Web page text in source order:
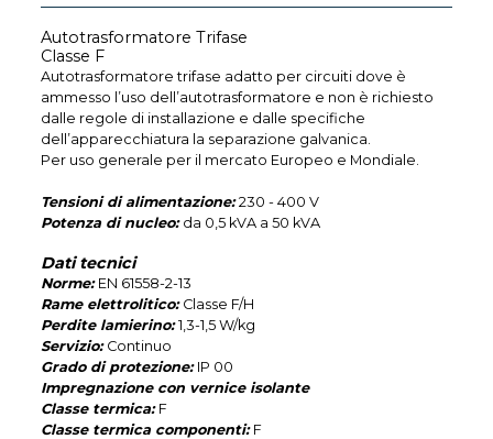
Autotrasformatore Trifase
Classe F
Autotrasformatore trifase adatto per circuiti dove è
ammesso l’uso dell’autotrasformatore e non è richiesto
dalle regole di installazione e dalle specifiche
dell’apparecchiatura la separazione galvanica.
Per uso generale per il mercato Europeo e Mondiale.
Tensioni di alimentazione:230 - 400 V
Potenza di nucleo: da 0,5 kVA a 50 kVA
Dati tecnici
Norme: EN 61558-2-13
Rame elettrolitico: Classe F/H
Perdite lamierino:1,3-1,5 W/kg
Servizio: Continuo
Grado di protezione: IP 00
Impregnazione con vernice isolante
Classe termica: F
Classe termica componenti: F